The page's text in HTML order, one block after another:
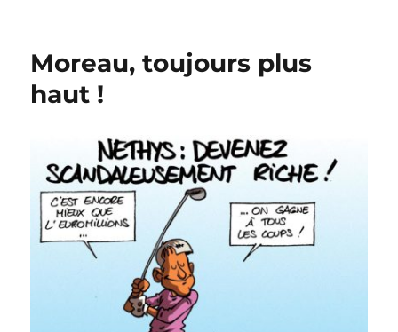
soleil
Moreau, toujours plus
haut !